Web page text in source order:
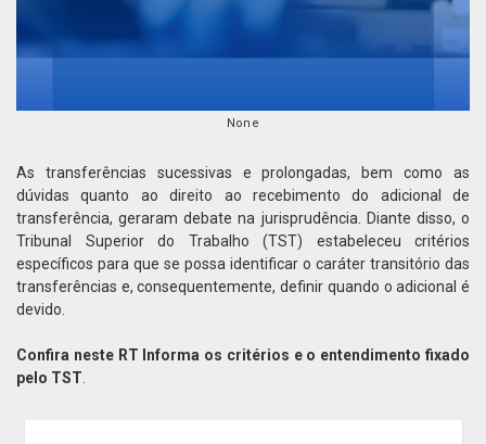
None
As transferências sucessivas e prolongadas, bem como as
dúvidas quanto ao direito ao recebimento do adicional de
transferência, geraram debate na jurisprudência. Diante disso, o
Tribunal Superior do Trabalho (TST) estabeleceu critérios
específicos para que se possa identificar o caráter transitório das
transferências e, consequentemente, definir quando o adicional é
devido.
Confira neste RT Informa os critérios e o entendimento fixado
pelo TST